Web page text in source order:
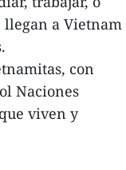
llegan a Vietnam
con
Naciones
viven y